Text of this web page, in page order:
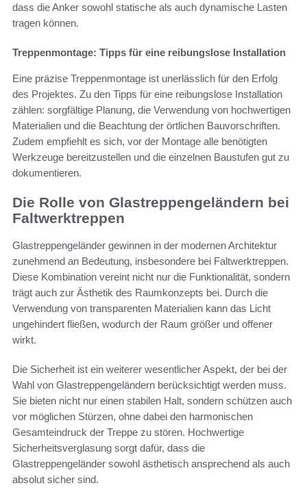
dass die Anker sowohl statische als auch dynamische Lasten
tragen können.
Treppenmontage: Tipps für eine reibungslose Installation
Eine präzise Treppenmontage ist unerlässlich für den Erfolg
des Projektes. Zu den Tipps für eine reibungslose Installation
zählen: sorgfältige Planung, die Verwendung von hochwertigen
Materialien und die Beachtung der örtlichen Bauvorschriften.
Zudem empfiehlt es sich, vor der Montage alle benötigten
Werkzeuge bereitzustellen und die einzelnen Baustufen gut zu
dokumentieren.
Die Rolle von Glastreppengeländern bei
Faltwerktreppen
Glastreppengeländer gewinnen in der modernen Architektur
zunehmend an Bedeutung, insbesondere bei Faltwerktreppen.
Diese Kombination vereint nicht nur die Funktionalität, sondern
trägt auch zur Ästhetik des Raumkonzepts bei. Durch die
Verwendung von transparenten Materialien kann das Licht
ungehindert fließen, wodurch der Raum größer und offener
wirkt.
Die Sicherheit ist ein weiterer wesentlicher Aspekt, der bei der
Wahl von Glastreppengeländern berücksichtigt werden muss.
Sie bieten nicht nur einen stabilen Halt, sondern schützen auch
vor möglichen Stürzen, ohne dabei den harmonischen
Gesamteindruck der Treppe zu stören. Hochwertige
Sicherheitsverglasung sorgt dafür, dass die
Glastreppengeländer sowohl ästhetisch ansprechend als auch
absolut sicher sind.